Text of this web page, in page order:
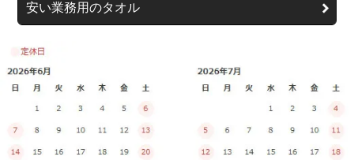
安い業務用のタオル